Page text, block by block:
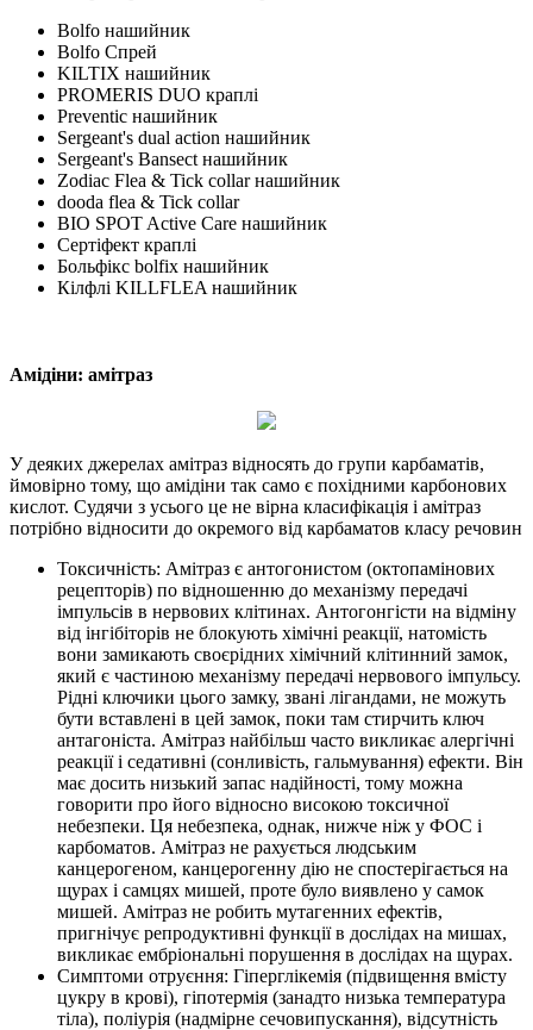
Bolfo нашийник
Bolfo Спрей
KILTIX нашийник
PROMERIS DUO краплі
Preventic нашийник
Sergeant's dual action нашийник
Sergeant's Bansect нашийник
Zodiac Flea & Tick collar нашийник
dooda flea & Tick collar
BIO SPOT Active Care нашийник
Сертіфект краплі
Больфікс bolfix нашийник
Кілфлі KILLFLEA нашийник
Амідіни: амітраз
У деяких джерелах амітраз відносять до групи карбаматів,
ймовірно тому, що амідіни так само є похідними карбонових
кислот. Судячи з усього це не вірна класифікація і амітраз
потрібно відносити до окремого від карбаматов класу речовин
Токсичність: Амітраз є антогонистом (октопамінових
рецепторів) по відношенню до механізму передачі
імпульсів в нервових клітинах. Антогонгісти на відміну
від інгібіторів не блокують хімічні реакції, натомість
вони замикають своєрідних хімічний клітинний замок,
який є частиною механізму передачі нервового імпульсу.
Рідні ключики цього замку, звані лігандами, не можуть
бути вставлені в цей замок, поки там стирчить ключ
антагоніста. Амітраз найбільш часто викликає алергічні
реакції і седативні (сонливість, гальмування) ефекти. Він
має досить низький запас надійності, тому можна
говорити про його відносно високою токсичної
небезпеки. Ця небезпека, однак, нижче ніж у ФОС і
карбоматов. Амітраз не рахується людським
канцерогеном, канцерогенну дію не спостерігається на
щурах і самцях мишей, проте було виявлено у самок
мишей. Амітраз не робить мутагенних ефектів,
пригнічує репродуктивні функції в дослідах на мишах,
викликає ембріональні порушення в дослідах на щурах.
Симптоми отруєння: Гіперглікемія (підвищення вмісту
цукру в крові), гіпотермія (занадто низька температура
тіла), поліурія (надмірне сечовипускання), відсутність